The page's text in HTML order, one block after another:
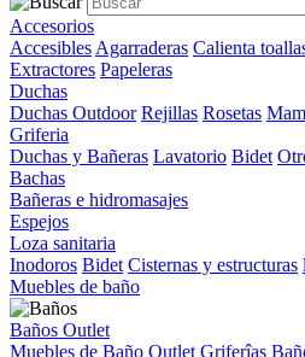
Accesorios
Accesibles Agarraderas Calienta
Extractores Papeleras
Duchas
Duchas Outdoor Rejillas Rosetas
Griferia
Duchas y Bañeras Lavatorio Bidet
Bachas
Bañeras e hidromasajes
Espejos
Loza sanitaria
Inodoros Bidet Cisternas y estructuras
Muebles de baño
Baños Outlet
Muebles de Baño Outlet Griferîas